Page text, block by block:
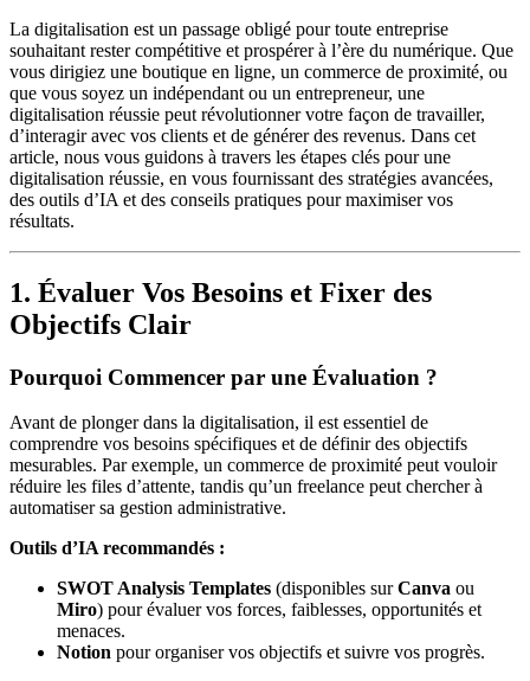
La digitalisation est un passage obligé pour toute entreprise
souhaitant rester compétitive et prospérer à l’ère du numérique. Que
vous dirigiez une boutique en ligne, un commerce de proximité, ou
que vous soyez un indépendant ou un entrepreneur, une
digitalisation réussie peut révolutionner votre façon de travailler,
d’interagir avec vos clients et de générer des revenus. Dans cet
article, nous vous guidons à travers les étapes clés pour une
digitalisation réussie, en vous fournissant des stratégies avancées,
des outils d’IA et des conseils pratiques pour maximiser vos
résultats.
1. Évaluer Vos Besoins et Fixer des
Objectifs Clair
Pourquoi Commencer par une Évaluation ?
Avant de plonger dans la digitalisation, il est essentiel de
comprendre vos besoins spécifiques et de définir des objectifs
mesurables. Par exemple, un commerce de proximité peut vouloir
réduire les files d’attente, tandis qu’un freelance peut chercher à
automatiser sa gestion administrative.
Outils d’IA recommandés :
SWOT Analysis Templates (disponibles surCanva ou
Miro) pour évaluer vos forces, faiblesses, opportunités et
menaces.
Notion pour organiser vos objectifs et suivre vos progrès.